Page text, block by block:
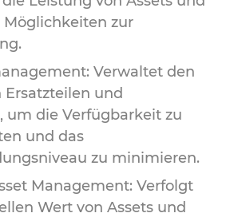
zur
Verwaltet den
Ersatzteilen und
um die Verfügbarkeit zu
und das
zu minimieren.
Management: Verfolgt
Wert von Assets und